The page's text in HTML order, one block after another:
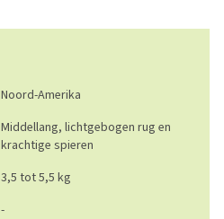
Noord-Amerika
Middellang, lichtgebogen rug en
krachtige spieren
3,5 tot 5,5 kg
-